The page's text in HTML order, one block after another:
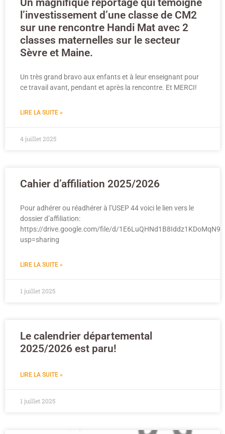
Un magnifique reportage qui témoigne
l’investissement d’une classe de CM2
sur une rencontre Handi Mat avec 2
classes maternelles sur le secteur
Sèvre et Maine.
Un très grand bravo aux enfants et à leur enseignant pour
ce travail avant, pendant et après la rencontre. Et MERCI!
LIRE LA SUITE »
4 juillet 2025
Cahier d’affiliation 2025/2026
Pour adhérer ou réadhérer à l’USEP 44 voici le lien vers le
dossier d’affiliation:
https://drive.google.com/file/d/
usp=sharing
LIRE LA SUITE »
1 juillet 2025
Le calendrier départemental
2025/2026 est paru!
LIRE LA SUITE »
1 juillet 2025